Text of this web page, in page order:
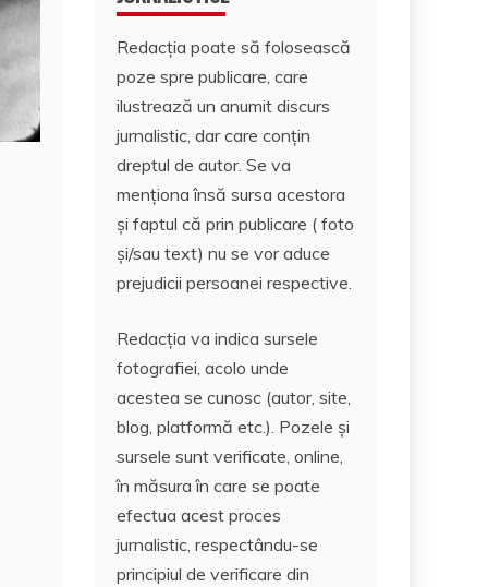
Redacția poate să folosească
poze spre publicare, care
ilustrează un anumit discurs
jurnalistic, dar care conțin
dreptul de autor. Se va
menționa însă sursa acestora
și faptul că prin publicare ( foto
și/sau text) nu se vor aduce
prejudicii persoanei respective.
Redacția va indica sursele
fotografiei, acolo unde
acestea se cunosc (autor, site,
blog, platformă etc.). Pozele și
sursele sunt verificate, online,
în măsura în care se poate
efectua acest proces
jurnalistic, respectându-se
principiul de verificare din